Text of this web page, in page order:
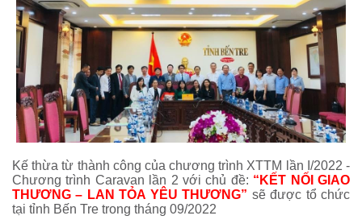
Kế thừa từ thành công của chương trình XTTM lần I/2022 -
Chương trình Caravan lần 2 với chủ đề: “KẾT NỐI GIAO
THƯƠNG – LAN TỎA YÊU THƯƠNG” sẽ được tổ chức
tại tỉnh Bến Tre trong tháng 09/2022